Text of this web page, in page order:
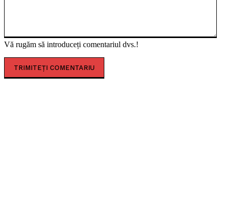
Vă rugăm să introduceți comentariul dvs.!